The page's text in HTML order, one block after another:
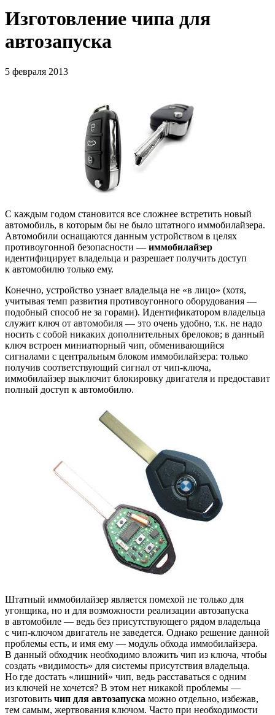
Изготовление чипа для
автозапуска
5 февраля 2013
С каждым годом становится все сложнее встретить новый
автомобиль, в которым бы не было штатного иммобилайзера.
Автомобили оснащаются данным устройством в целях
противоугонной безопасности — иммобилайзер
идентифицирует владельца и разрешает получить доступ
к автомобилю только ему.
Конечно, устройство узнает владельца не «в лицо» (хотя,
учитывая темп развития противоугонного оборудования —
подобный способ не за горами). Идентификатором владельца
служит ключ от автомобиля — это очень удобно, т.к. не надо
носить с собой никаких дополнительных брелоков; в данный
ключ встроен миниатюрный чип, обменивающийся
сигналами с центральным блоком иммобилайзера: только
получив соответствующий сигнал от чип-ключа,
иммобилайзер выключит блокировку двигателя и предоставит
полный доступ к автомобилю.
Штатный иммобилайзер является помехой не только для
угонщика, но и для возможности реализации автозапуска
в автомобиле — ведь без присутствующего рядом владельца
с чип-ключом двигатель не заведется. Однако решение данной
проблемы есть, и имя ему — модуль обхода иммобилайзера.
В данный обходчик необходимо вложить чип из ключа, чтобы
создать «видимость» для системы присутствия владельца.
Но где достать «лишний» чип, ведь расставаться с одним
из ключей не хочется? В этом нет никакой проблемы —
изготовить чип для автозапуска можно отдельно, избежав,
тем самым, жертвования ключом. Часто при необходимости